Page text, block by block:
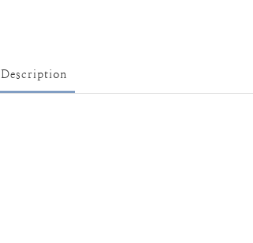
Description